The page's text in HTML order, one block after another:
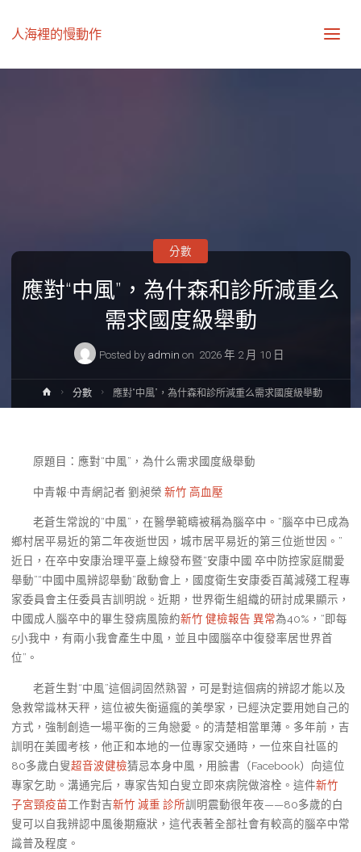
人海裡的慢動作
應對“中風”，為什森和診所減重么
需求國度級舉動
Posted by admin on 2026 年 2 月 10 日
分數
Home分數 應對“中風”，為什森和診所減重么需求國度級舉動
原題目：應對“中風”，為什么需求國度級舉動
中青報·中青網記者 劉昶榮 新竹 高血壓
老蒼生常說的“中風”，在醫學範疇被稱為腦卒中。“腦卒中已成為
鄉村居平易近的第二年夜逝世因，城市居平易近的第三位逝世因。”
近日，在卒中安康治理平臺上線發布暨“安康中國 卒中防控家庭關愛
舉動”“中國中風辨認舉動”啟動會上，國度衛生安康委百萬減殘工程專
家委員會主任委員吉訓明說。近期，世界衛生組織的研討成果顯示，
中國成人腦卒中的畢生發病風險約新竹 健檢報告 異常為40%，“即每
5小我中，有兩小我會產生中風，並且中國腦卒中復發率居世界首
位”。
老蒼生對“中風”這個詞固然熟習，可是對這個病的辨認才能以及
急救常識林天秤，這位被失衡逼瘋的美學家，已經決定要用她自己的
方式，強制創造一場平衡的三角戀愛。的清楚相當單薄。多年前，吉
訓明在美國考核，他正和本地的一位專家交通時，一位來自社區的
80多歲白叟超音波健檢猜忌本身中風，用臉書（Facebook）向這位
專家乞助。溝通完后，專家告知白叟立即來病院做溶栓。這件新竹
子宮頸疫苗工作對吉新竹 減重 診所訓明震動很年夜——80多歲的白
叟可以自我辨認中風後期癥狀，這代表著全部社會有較高的腦卒中常
識普及程度。